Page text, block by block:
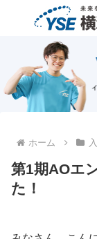
ホーム
第1期AOエ
た！